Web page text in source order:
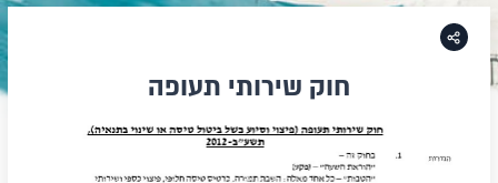
חוק שירותי תעופה